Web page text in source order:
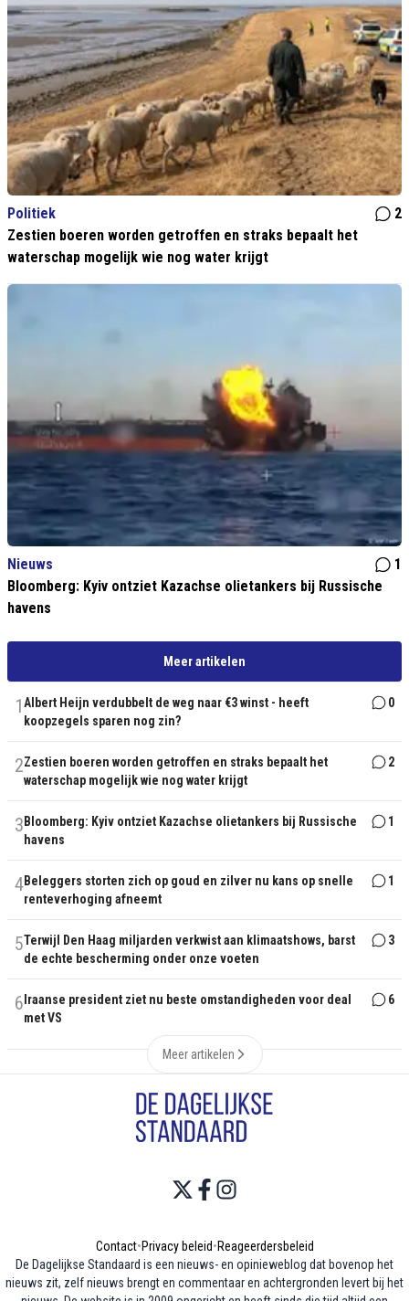
Politiek
2
Zestien boeren worden getroffen en straks bepaalt het
waterschap mogelijk wie nog water krijgt
Nieuws
1
Bloomberg: Kyiv ontziet Kazachse olietankers bij Russische
havens
Meer artikelen
1Albert Heijn verdubbelt de weg naar €3 winst - heeft
koopzegels sparen nog zin?
0
2Zestien boeren worden getroffen en straks bepaalt het
waterschap mogelijk wie nog water krijgt
2
3 Bloomberg: Kyiv ontziet Kazachse olietankers bij Russische
havens
1
4Beleggers storten zich op goud en zilver nu kans op snelle
renteverhoging afneemt
1
5Terwijl Den Haag miljarden verkwist aan klimaatshows, barst
de echte bescherming onder onze voeten
3
6 Iraanse president ziet nu beste omstandigheden voor deal
met VS
6
Meer artikelen
Contact•Privacy beleid•Reageerdersbeleid
De Dagelijkse Standaard is een nieuws- en opinieweblog dat bovenop het
nieuws zit, zelf nieuws brengt en commentaar en achtergronden levert bij het